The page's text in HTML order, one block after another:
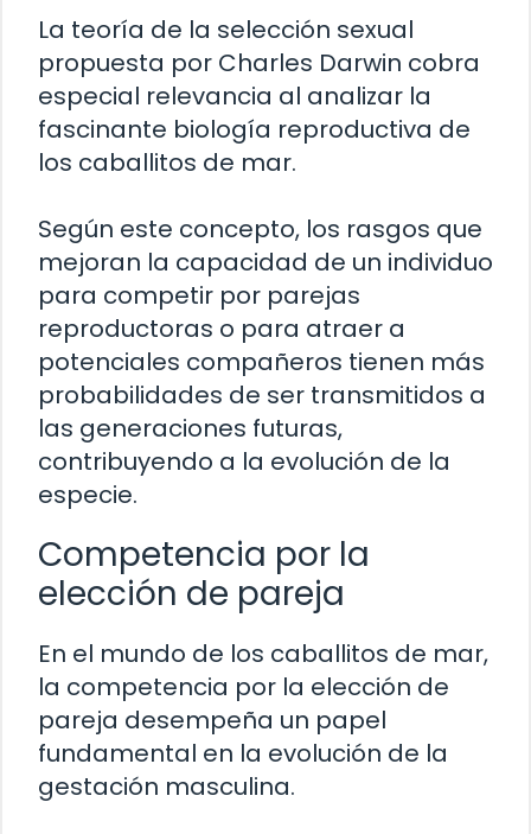
La teoría de la selección sexual
propuesta por Charles Darwin cobra
especial relevancia al analizar la
fascinante biología reproductiva de
los caballitos de mar.
Según este concepto, los rasgos que
mejoran la capacidad de un individuo
para competir por parejas
reproductoras o para atraer a
potenciales compañeros tienen más
probabilidades de ser transmitidos a
las generaciones futuras,
contribuyendo a la evolución de la
especie.
Competencia por la
elección de pareja
En el mundo de los caballitos de mar,
la competencia por la elección de
pareja desempeña un papel
fundamental en la evolución de la
gestación masculina.